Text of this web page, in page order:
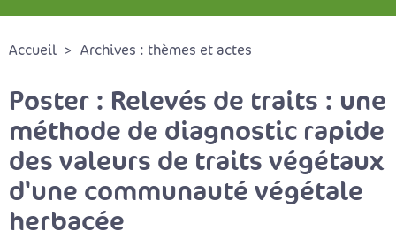
Accueil Archives : thèmes et actes
Poster : Relevés de traits : une
méthode de diagnostic rapide
des valeurs de traits végétaux
d'une communauté végétale
herbacée